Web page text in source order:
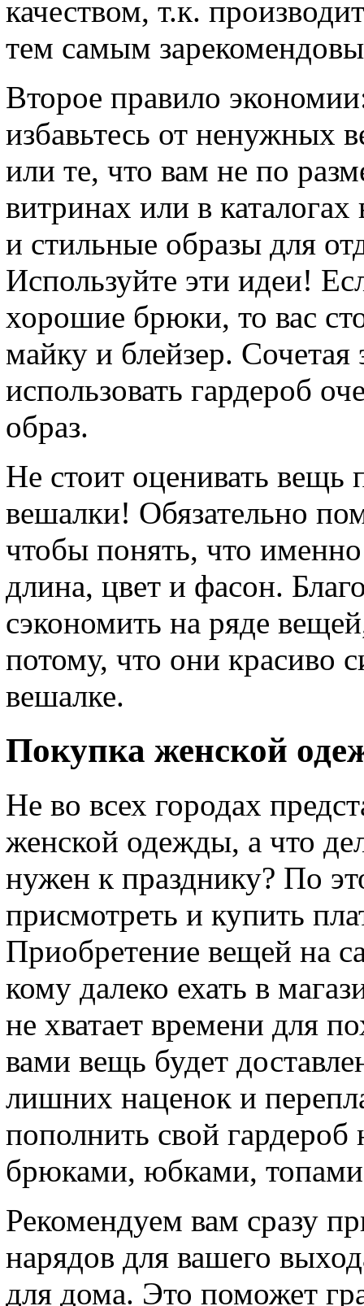
качеством, т.к.
тем самым
Второе правило
избавьтесь от ненужных
или те, что вам не по
витринах или в
и стильные образы для
Используйте эти идеи!
хорошие брюки, то вас
майку и блейзер.
использовать гардероб
образ.
Не стоит оценивать вещь
вешалки! Обязательно
чтобы понять, что
длина, цвет и фасон.
сэкономить на ряде
потому, что они красиво
вешалке.
Покупка женской
Не во всех городах
женской одежды, а что
нужен к празднику? По
присмотреть и купить
Приобретение вещей на
кому далеко ехать в
не хватает времени для
вами вещь будет
лишних наценок и
пополнить свой
брюками, юбками,
Рекомендуем вам сразу
нарядов для вашего
для дома. Это поможет